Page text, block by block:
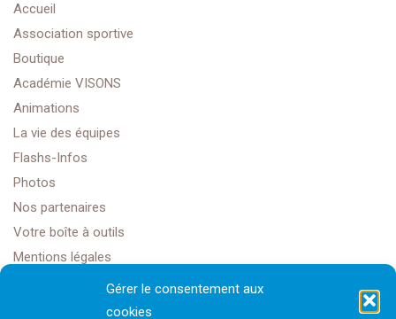
Gérer le consentement aux
cookies
Accueil
Association sportive
Boutique
Académie VISONS
Animations
La vie des équipes
Flashs-Infos
Photos
Nos partenaires
Votre boîte à outils
Mentions légales